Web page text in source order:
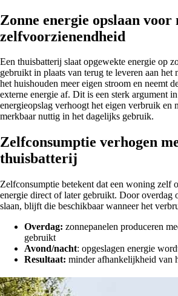
Zonne energie opslaan voor
zelfvoorzienendheid
Een thuisbatterij slaat opgewekte energie op
gebruikt in plaats van terug te leveren aan het
het huishouden meer eigen stroom en neemt
externe energie af. Dit is een sterk argument
energieopslag verhoogt het eigen verbruik en
merkbaar nuttig in het dagelijks gebruik.
Zelfconsumptie verhogen
thuisbatterij
Zelfconsumptie betekent dat een woning zelf
energie direct of later gebruikt. Door overdag
slaan, blijft die beschikbaar wanneer het
Overdag: zonnepanelen produceren
gebruikt
Avond/nacht: opgeslagen energie
Resultaat: minder afhankelijkheid van